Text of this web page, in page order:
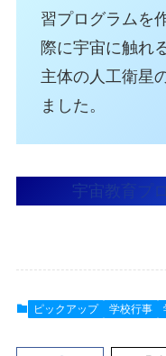
習プログラムを
際に宇宙に触れ
主体の人工衛星
ました。
宇宙教育プ
ピックアップ 学校行事